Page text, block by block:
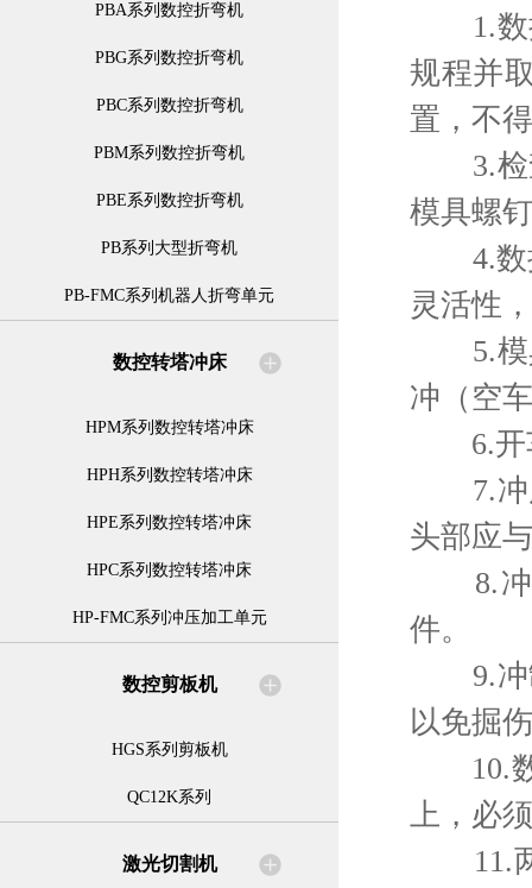
PBA系列数控折弯机
PBG系列数控折弯机
PBC系列数控折弯机
PBM系列数控折弯机
PBE系列数控折弯机
PB系列大型折弯机
PB-FMC系列机器人折弯单元
数控转塔冲床
HPM系列数控转塔冲床
HPH系列数控转塔冲床
HPE系列数控转塔冲床
HPC系列数控转塔冲床
HP-FMC系列冲压加工单元
数控剪板机
HGS系列剪板机
QC12K系列
激光切割机
1.数控
规程并
置，不
3.检查
模具螺
4.数控
灵活性
5.模具
冲（空
6.开车
7.冲床
头部应
8.冲
件。
9.冲制
以免掘
10.数
上，必
11.两